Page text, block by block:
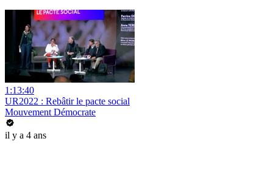
1:13:40
UR2022 : Rebâtir le pacte social
Mouvement Démocrate
il y a 4 ans